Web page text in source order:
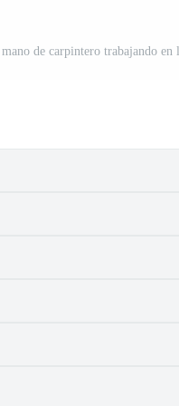
mano de carpintero trabajando en